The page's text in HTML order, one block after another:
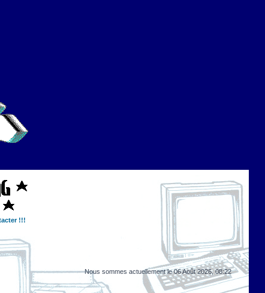
!!!
Nous sommes actuellement le 06 Août 2026, 08:22